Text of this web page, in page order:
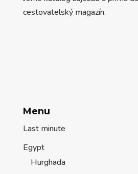
cestovatelský magazín.
Menu
Last minute
Egypt
Hurghada